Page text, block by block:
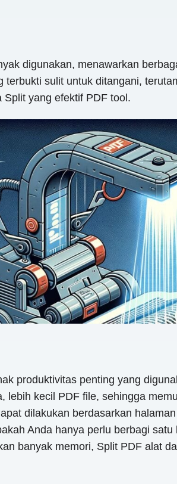
digunakan, menawarkan
sulit untuk ditangani,
yang efektif PDF tool.
produktivitas penting yang
kecil PDF file, sehingga
dilakukan berdasarkan
Anda hanya perlu berbagi
banyak memori, Split PDF alat